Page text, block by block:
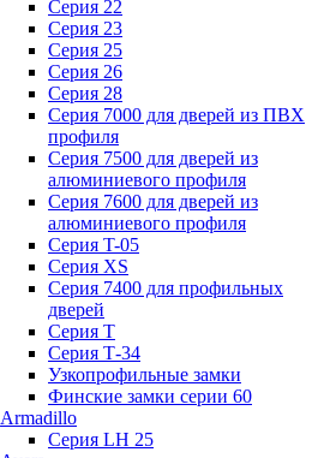
Серия 22
Серия 23
Серия 25
Серия 26
Серия 28
Серия 7000 для дверей из ПВХ
профиля
Серия 7500 для дверей из
алюминиевого профиля
Серия 7600 для дверей из
алюминиевого профиля
Серия T-05
Серия XS
Серия 7400 для профильных
дверей
Серия Т
Серия Т-34
Узкопрофильные замки
Финские замки серии 60
Armadillo
Серия LH 25